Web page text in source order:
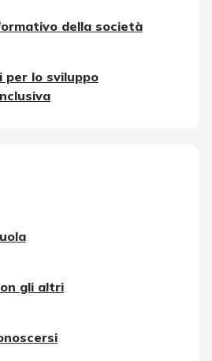
della società
per lo sviluppo
gli altri